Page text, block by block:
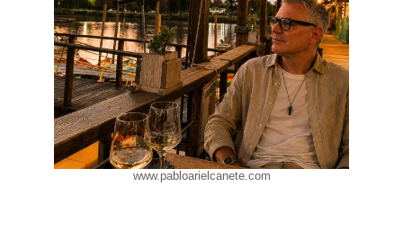
www.pabloarielcanete.com